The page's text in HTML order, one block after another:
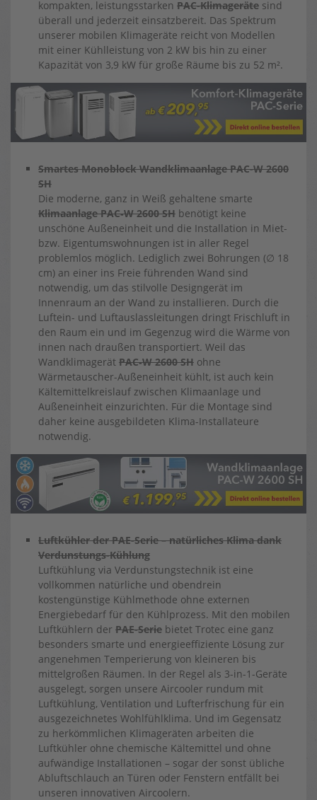
kompakten, leistungsstarken PAC-Klimageräte sind
überall und jederzeit einsatzbereit. Das Spektrum
unserer mobilen Klimageräte reicht von Modellen
mit einer Kühlleistung von 2 kW bis hin zu einer
Kapazität von 3,9 kW für große Räume bis zu 52 m².
Smartes Monoblock Wandklimaanlage PAC-W 2600
SH
Die moderne, ganz in Weiß gehaltene smarte
Klimaanlage PAC‑W 2600 SH benötigt keine
unschöne Außeneinheit und die Installation in Miet-
bzw. Eigentumswohnungen ist in aller Regel
problemlos möglich. Lediglich zwei Bohrungen (∅ 18
cm) an einer ins Freie führenden Wand sind
notwendig, um das stilvolle Designgerät im
Innenraum an der Wand zu installieren. Durch die
Luftein- und Luftauslassleitungen dringt Frischluft in
den Raum ein und im Gegenzug wird die Wärme von
innen nach draußen transportiert. Weil das
Wandklimagerät PAC‑W 2600 SH ohne
Wärmetauscher-Außeneinheit kühlt, ist auch kein
Kältemittelkreislauf zwischen Klimaanlage und
Außeneinheit einzurichten. Für die Montage sind
daher keine ausgebildeten Klima-Installateure
notwendig.
Luftkühler der PAE-Serie – natürliches Klima dank
Verdunstungs-Kühlung
Luftkühlung via Verdunstungstechnik ist eine
vollkommen natürliche und obendrein
kostengünstige Kühlmethode ohne externen
Energiebedarf für den Kühlprozess. Mit den mobilen
Luftkühlern der PAE-Serie bietet Trotec eine ganz
besonders smarte und energieeffiziente Lösung zur
angenehmen Temperierung von kleineren bis
mittelgroßen Räumen. In der Regel als 3-in-1-Geräte
ausgelegt, sorgen unsere Aircooler rundum mit
Luftkühlung, Ventilation und Lufterfrischung für ein
ausgezeichnetes Wohlfühlklima. Und im Gegensatz
zu herkömmlichen Klimageräten arbeiten die
Luftkühler ohne chemische Kältemittel und ohne
aufwändige Installationen – sogar der sonst übliche
Abluftschlauch an Türen oder Fenstern entfällt bei
unseren innovativen Aircoolern.